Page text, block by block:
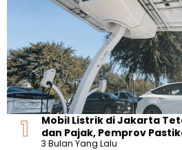
Mobil Listrik di Jakarta
dan Pajak, Pemprov
3 Bulan Yang Lalu